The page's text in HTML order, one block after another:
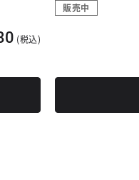
(税込)
販売中